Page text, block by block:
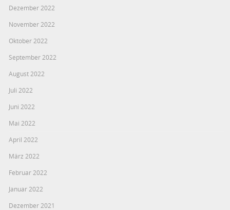
Dezember 2022
November 2022
Oktober 2022
September 2022
August 2022
Juli 2022
Juni 2022
Mai 2022
April 2022
März 2022
Februar 2022
Januar 2022
Dezember 2021